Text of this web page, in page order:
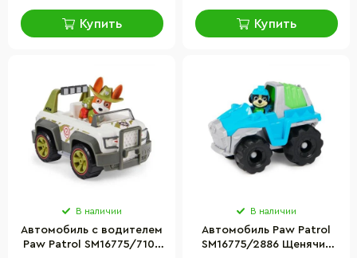
Купить Купить
В наличии
Автомобиль с водителем
Paw Patrol SM16775/7106
В наличии
Автомобиль Paw Patrol
SM16775/2886 Щенячий